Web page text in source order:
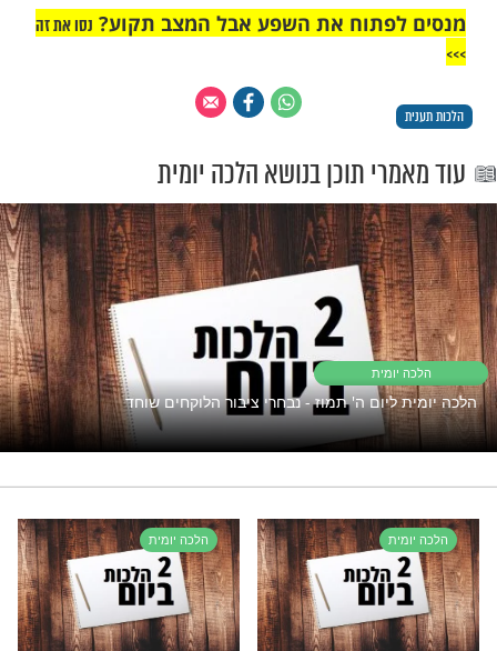
המנחה?
ככותבת באחת התעניות, חייב להשלים
אבל אינו אומר "עננו" בתפילה [חזו"ע
עו].
טוב וחסד"
את השפע אבל המצב תקוע?נסו את זה
תוכן בנושא הלכה יומית